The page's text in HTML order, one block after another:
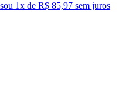
ou 1x de R$ 85,97 sem juros